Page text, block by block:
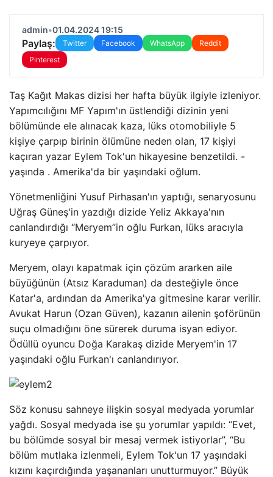
admin•01.04.2024 19:15
Paylaş: Twitter Facebook WhatsApp
Reddit
Pinterest
Taş Kağıt Makas dizisi her hafta büyük ilgiyle izleniyor.
Yapımcılığını MF Yapım'ın üstlendiği dizinin yeni
bölümünde ele alınacak kaza, lüks otomobiliyle 5
kişiye çarpıp birinin ölümüne neden olan, 17 kişiyi
kaçıran yazar Eylem Tok'un hikayesine benzetildi. -
yaşında . Amerika'da bir yaşındaki oğlum.
Yönetmenliğini Yusuf Pirhasan'ın yaptığı, senaryosunu
Uğraş Güneş'in yazdığı dizide Yeliz Akkaya'nın
canlandırdığı “Meryem”in oğlu Furkan, lüks aracıyla
kuryeye çarpıyor.
Meryem, olayı kapatmak için çözüm ararken aile
büyüğünün (Atsız Karaduman) da desteğiyle önce
Katar'a, ardından da Amerika'ya gitmesine karar verilir.
Avukat Harun (Ozan Güven), kazanın ailenin şoförünün
suçu olmadığını öne sürerek duruma isyan ediyor.
Ödüllü oyuncu Doğa Karakaş dizide Meryem'in 17
yaşındaki oğlu Furkan'ı canlandırıyor.
Söz konusu sahneye ilişkin sosyal medyada yorumlar
yağdı. Sosyal medyada ise şu yorumlar yapıldı: “Evet,
bu bölümde sosyal bir mesaj vermek istiyorlar”, “Bu
bölüm mutlaka izlenmeli, Eylem Tok'un 17 yaşındaki
kızını kaçırdığında yaşananları unutturmuyor.” Büyük